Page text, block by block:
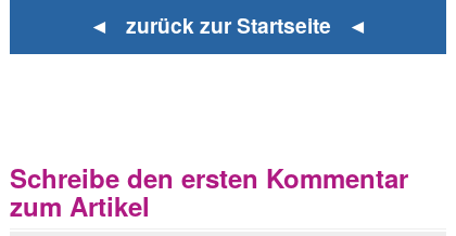
◄ zurück zur Startseite ◄
Schreibe den ersten Kommentar
zum Artikel